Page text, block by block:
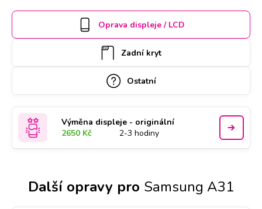
si termín a hodinu online. Samsung A31 k opravě si u vás
také může vyzvednout náš kurýr, který vám ho poté
zaveze zpět. Kvalitu práce podtrhujeme doživotní zárukou a
za díly ručíme nadstandardně 2 roky.
Oprava displeje / LCD
Zadní kryt
Ostatní
Výměna displeje - originální
2650 Kč
2-3 hodiny
Další opravy pro Samsung A31